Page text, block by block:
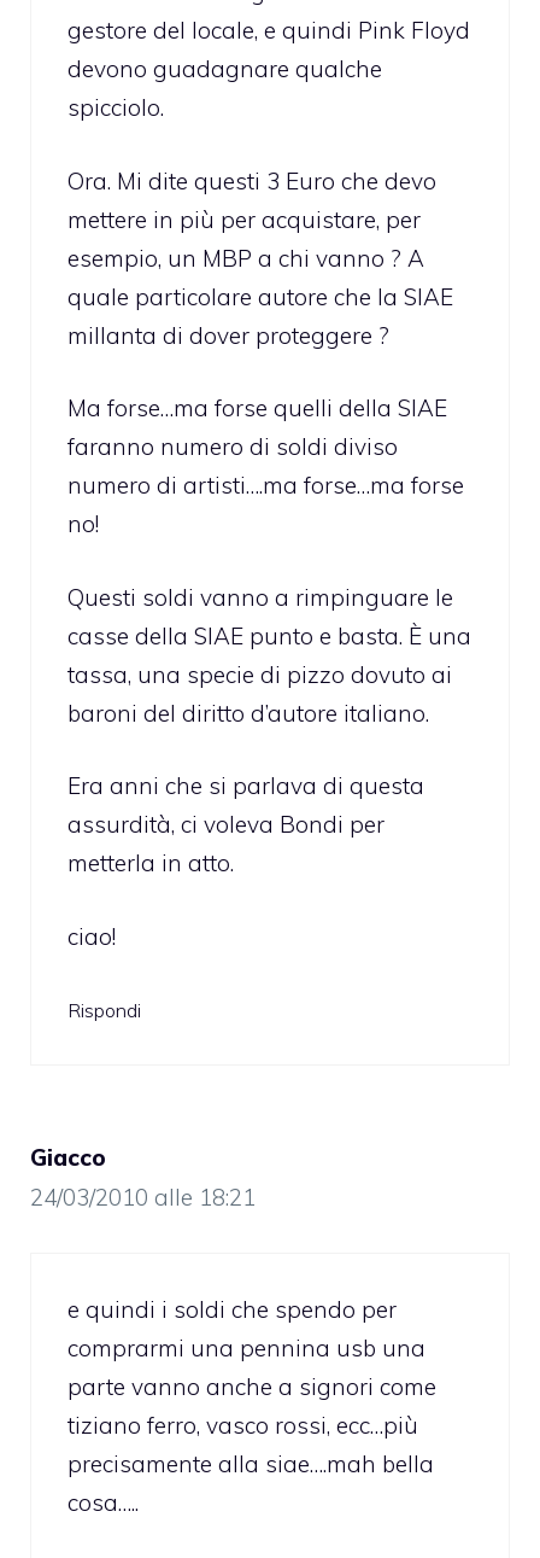
gestore del locale, e quindi Pink Floyd
devono guadagnare qualche
spicciolo.
Ora. Mi dite questi 3 Euro che devo
mettere in più per acquistare, per
esempio, un MBP a chi vanno ? A
quale particolare autore che la SIAE
millanta di dover proteggere ?
Ma forse…ma forse quelli della SIAE
faranno numero di soldi diviso
numero di artisti….ma forse…ma forse
no!
Questi soldi vanno a rimpinguare le
casse della SIAE punto e basta. È una
tassa, una specie di pizzo dovuto ai
baroni del diritto d’autore italiano.
Era anni che si parlava di questa
assurdità, ci voleva Bondi per
metterla in atto.
ciao!
Rispondi
Giacco
24/03/2010 alle 18:21
e quindi i soldi che spendo per
comprarmi una pennina usb una
parte vanno anche a signori come
tiziano ferro, vasco rossi, ecc…più
precisamente alla siae….mah bella
cosa…..